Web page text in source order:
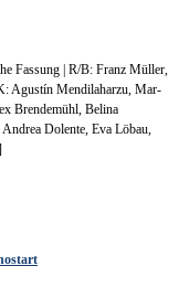
Fas­sung | R/B: Franz Müller,
Agustín Men­di­la­har­zu, Mar­
Brendemühl, Beli­na
Dolen­te, Eva Löbau,